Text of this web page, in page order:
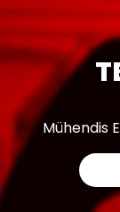
Mühendis